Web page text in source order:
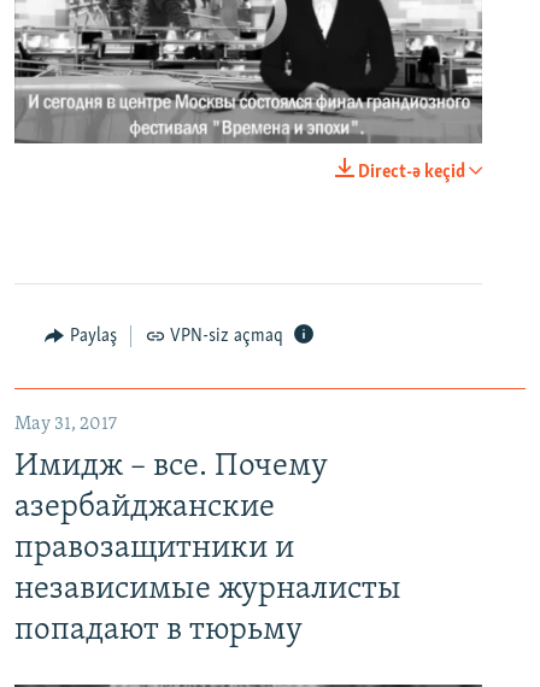
No media source currently available
Direct-ə keçid
Paylaş VPN-siz açmaq
May 31, 2017
Имидж – все. Почему
азербайджанские
правозащитники и
независимые журналисты
попадают в тюрьму
EMBED
Имидж – все. Почему азербайджанские правозащитники и независимые журналисты попадают в тюрьму